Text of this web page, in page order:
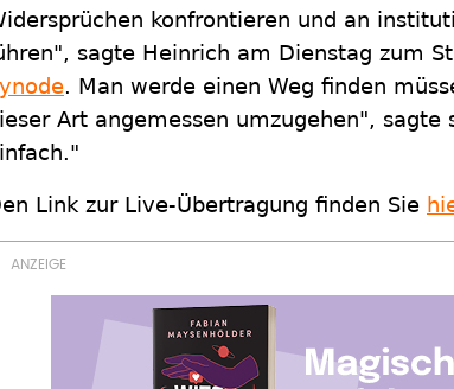
konfrontieren und an
sagte Heinrich am Dienstag zum
. Man werde einen Weg finden
Art angemessen umzugehen",
Link zur Live-Übertragung finden Sie